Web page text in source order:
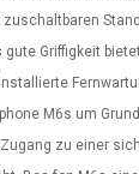
Griffigkeit
M6s um
zu einer